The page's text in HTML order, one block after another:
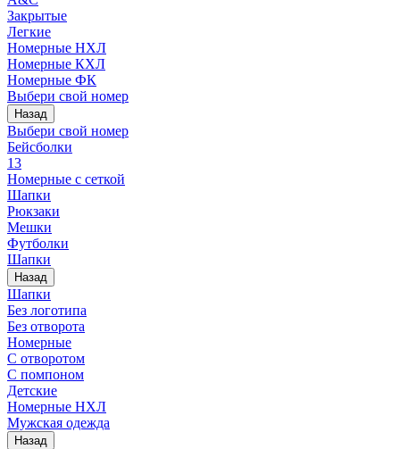
Закрытые
Легкие
Номерные НХЛ
Номерные КХЛ
Номерные ФК
Выбери свой номер
Назад
Выбери свой номер
Бейсболки
13
Номерные с сеткой
Шапки
Рюкзаки
Мешки
Футболки
Шапки
Назад
Шапки
Без логотипа
Без отворота
Номерные
С отворотом
С помпоном
Детские
Номерные НХЛ
Мужская одежда
Назад